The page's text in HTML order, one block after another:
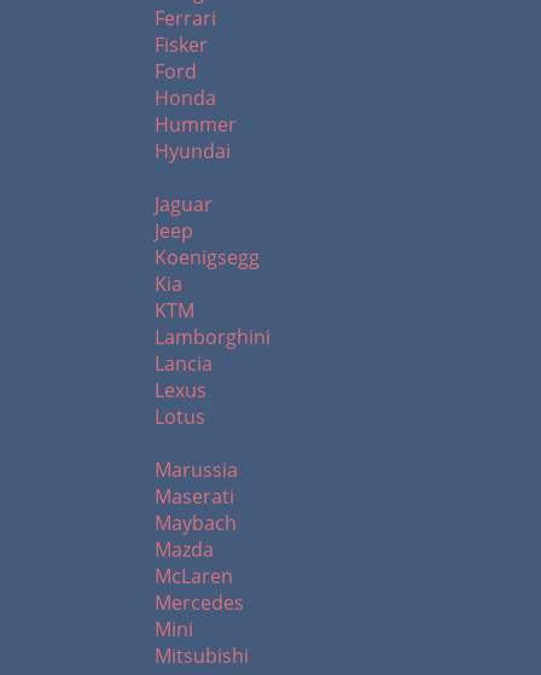
Ferrari
Fisker
Ford
Honda
Hummer
Hyundai
Jaguar
Jeep
Koenigsegg
Kia
KTM
Lamborghini
Lancia
Lexus
Lotus
Marussia
Maserati
Maybach
Mazda
McLaren
Mercedes
Mini
Mitsubishi